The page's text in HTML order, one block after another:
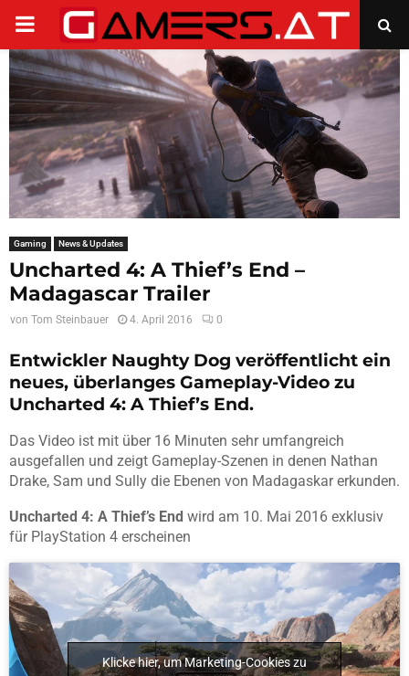
PRIMARY
MENU
Gaming News & Updates
Uncharted 4: A Thief’s End –
Madagascar Trailer
von Tom Steinbauer 4. April 2016 0
Entwickler Naughty Dog veröffentlicht ein
neues, überlanges Gameplay-Video zu
Uncharted 4: A Thief’s End.
Das Video ist mit über 16 Minuten sehr umfangreich
ausgefallen und zeigt Gameplay-Szenen in denen Nathan
Drake, Sam und Sully die Ebenen von Madagaskar erkunden.
Uncharted 4: A Thief’s End wird am 10. Mai 2016 exklusiv
für PlayStation 4 erscheinen
Klicke hier, um Marketing-Cookies zu